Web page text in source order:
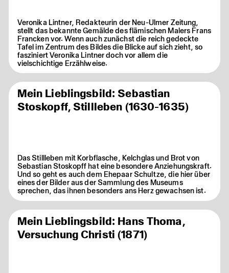
Veronika Lintner, Redakteurin der Neu-Ulmer Zeitung,
stellt das bekannte Gemälde des flämischen Malers Frans
Francken vor. Wenn auch zunächst die reich gedeckte
Tafel im Zentrum des Bildes die Blicke auf sich zieht, so
fasziniert Veronika Lintner doch vor allem die
vielschichtige Erzählweise.
Mein Lieblingsbild: Sebastian
Stoskopff, Stillleben (1630-1635)
Das Stillleben mit Korbflasche, Kelchglas und Brot von
Sebastian Stoskopff hat eine besondere Anziehungskraft.
Und so geht es auch dem Ehepaar Schultze, die hier über
eines der Bilder aus der Sammlung des Museums
sprechen, das ihnen besonders ans Herz gewachsen ist.
Mein Lieblingsbild: Hans Thoma,
Versuchung Christi (1871)